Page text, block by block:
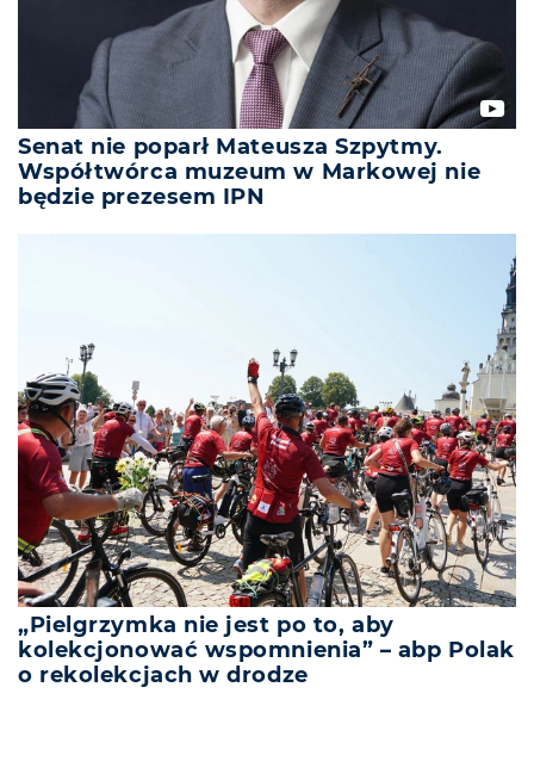
Senat nie poparł Mateusza Szpytmy.
Współtwórca muzeum w Markowej nie
będzie prezesem IPN
„Pielgrzymka nie jest po to, aby
kolekcjonować wspomnienia” – abp Polak
o rekolekcjach w drodze